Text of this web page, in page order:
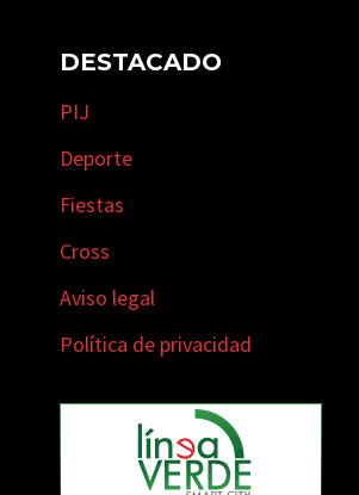
DESTACADO
PIJ
Deporte
Fiestas
Cross
Aviso legal
Política de privacidad